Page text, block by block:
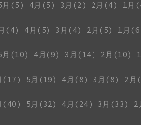
月(5) 4月(5) 3月(2) 2月(4)
1月
(4) 4月(5) 3月(4) 2月(5)
1月
月(10) 4月(9) 3月(14) 2月(10)
(17) 5月(19) 4月(8) 3月(8) 2月
(40) 5月(32) 4月(24) 3月(33) 2